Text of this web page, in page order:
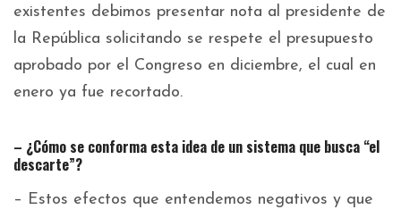
existentes debimos presentar nota al presidente de
la República solicitando se respete el presupuesto
aprobado por el Congreso en diciembre, el cual en
enero ya fue recortado.
– ¿Cómo se conforma esta idea de un sistema que busca “el
descarte”?
– Estos efectos que entendemos negativos y que